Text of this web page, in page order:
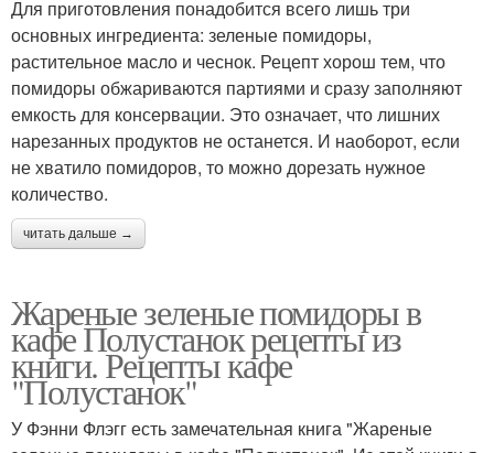
Для приготовления понадобится всего лишь три
основных ингредиента: зеленые помидоры,
растительное масло и чеснок. Рецепт хорош тем, что
помидоры обжариваются партиями и сразу заполняют
емкость для консервации. Это означает, что лишних
нарезанных продуктов не останется. И наоборот, если
не хватило помидоров, то можно дорезать нужное
количество.
читать дальше →
Жареные зеленые помидоры в
кафе Полустанок рецепты из
книги. Рецепты кафе
"Полустанок"
У Фэнни Флэгг есть замечательная книга "Жареные